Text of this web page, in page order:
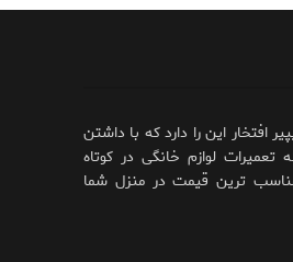
افتخار این را دارد که با داشتن
لوازم خانگی در کوتاه
ترین قیمت در منزل شما